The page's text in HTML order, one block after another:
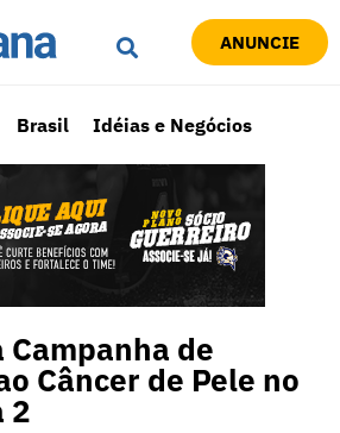
ANUNCIE
Brasil Idéias e Negócios
Campanha de
Câncer de Pele no
2